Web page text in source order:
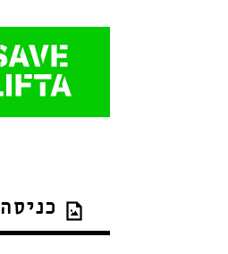
כניסה 2 למנהרות רכבת ישראל – אוסף צילומים